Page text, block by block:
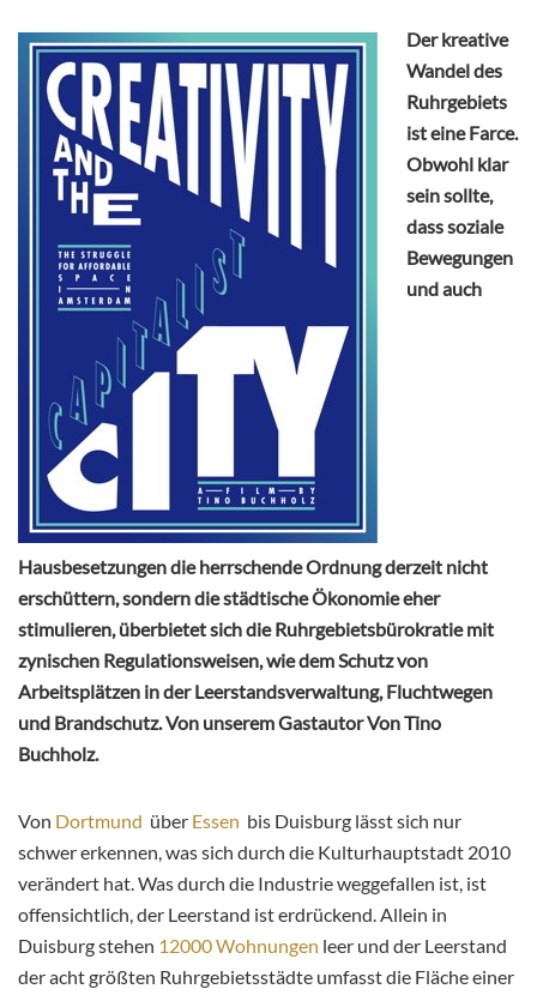
Der kreative
Wandel des
Ruhrgebiets
ist eine Farce.
Obwohl klar
sein sollte,
dass soziale
Bewegungen
und auch
Hausbesetzungen die herrschende Ordnung derzeit nicht
erschüttern, sondern die städtische Ökonomie eher
stimulieren, überbietet sich die Ruhrgebietsbürokratie mit
zynischen Regulationsweisen, wie dem Schutz von
Arbeitsplätzen in der Leerstandsverwaltung, Fluchtwegen
und Brandschutz. Von unserem Gastautor Von Tino
Buchholz.
Von Dortmund über Essen bis Duisburg lässt sich nur
schwer erkennen, was sich durch die Kulturhauptstadt 2010
verändert hat. Was durch die Industrie weggefallen ist, ist
offensichtlich, der Leerstand ist erdrückend. Allein in
Duisburg stehen 12000 Wohnungen leer und der Leerstand
der acht größten Ruhrgebietsstädte umfasst die Fläche einer